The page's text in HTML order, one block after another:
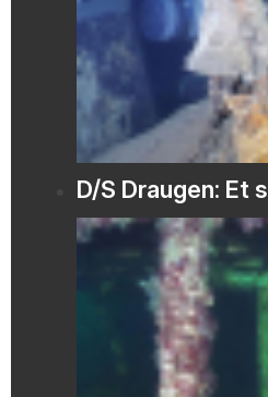
D/S Draugen: Et